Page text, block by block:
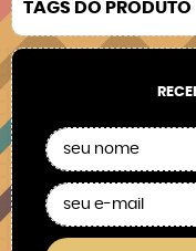
TAGS DO PRODUTO